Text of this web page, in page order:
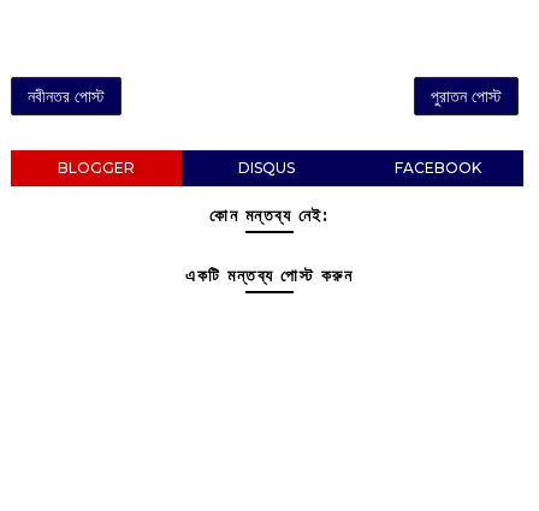
নবীনতর পোস্ট পুরাতন পোস্ট
BLOGGER DISQUS FACEBOOK
কোন মন্তব্য নেই:
একটি মন্তব্য পোস্ট করুন